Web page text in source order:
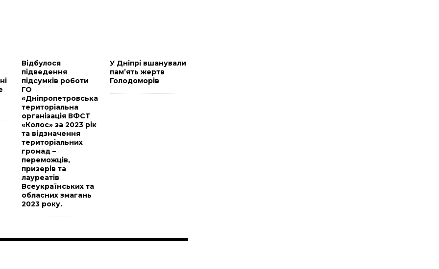
Відбулося
підведення
підсумків роботи
ГО
«Дніпропетровська
територіальна
організація ВФСТ
«Колос» за 2023 рік
та відзначення
територіальних
громад –
переможців,
призерів та
лауреатів
Всеукраїнських та
обласних змагань
2023 року.
У Дніпрі вшанували
пам’ять жертв
Голодоморів